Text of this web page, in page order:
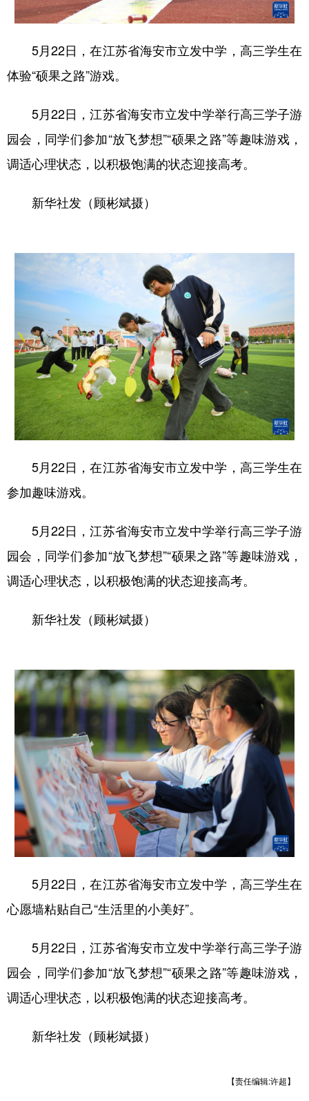
5月22日，在江苏省海安市立发中学，高三学生在
体验“硕果之路”游戏。
5月22日，江苏省海安市立发中学举行高三学子游
园会，同学们参加“放飞梦想”“硕果之路”等趣味游戏，
调适心理状态，以积极饱满的状态迎接高考。
新华社发（顾彬斌摄）
5月22日，在江苏省海安市立发中学，高三学生在
参加趣味游戏。
5月22日，江苏省海安市立发中学举行高三学子游
园会，同学们参加“放飞梦想”“硕果之路”等趣味游戏，
调适心理状态，以积极饱满的状态迎接高考。
新华社发（顾彬斌摄）
5月22日，在江苏省海安市立发中学，高三学生在
心愿墙粘贴自己“生活里的小美好”。
5月22日，江苏省海安市立发中学举行高三学子游
园会，同学们参加“放飞梦想”“硕果之路”等趣味游戏，
调适心理状态，以积极饱满的状态迎接高考。
新华社发（顾彬斌摄）
【责任编辑:许超】